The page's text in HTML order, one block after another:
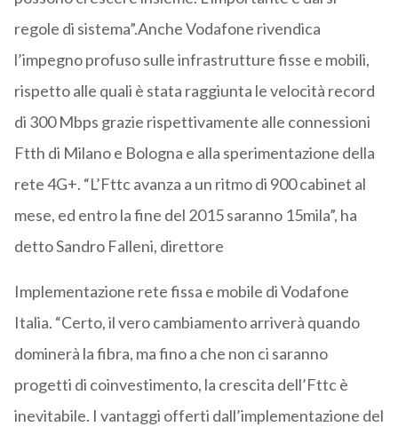
regole di sistema”.Anche Vodafone rivendica
l’impegno profuso sulle infrastrutture fisse e mobili,
rispetto alle quali è stata raggiunta le velocità record
di 300 Mbps grazie rispettivamente alle connessioni
Ftth di Milano e Bologna e alla sperimentazione della
rete 4G+. “L’Fttc avanza a un ritmo di 900 cabinet al
mese, ed entro la fine del 2015 saranno 15mila”, ha
detto Sandro Falleni, direttore
Implementazione rete fissa e mobile di Vodafone
Italia. “Certo, il vero cambiamento arriverà quando
dominerà la fibra, ma fino a che non ci saranno
progetti di coinvestimento, la crescita dell’Fttc è
inevitabile. I vantaggi offerti dall’implementazione del